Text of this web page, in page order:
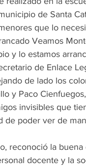
de Santa
que lo
Veamos
y lo estamos
de Enlace
de lado los
y Paco
invisibles que
de poder ver de
reconoció la
docente y la